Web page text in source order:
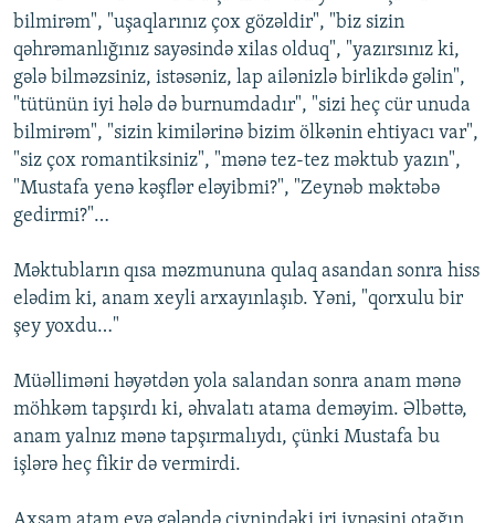
bilmirəm", "uşaqlarınız çox gözəldir", "biz sizin
qəhrəmanlığınız sayəsində xilas olduq", "yazırsınız ki,
gələ bilməzsiniz, istəsəniz, lap ailənizlə birlikdə gəlin",
"tütünün iyi hələ də burnumdadır", "sizi heç cür unuda
bilmirəm", "sizin kimilərinə bizim ölkənin ehtiyacı var",
"siz çox romantiksiniz", "mənə tez-tez məktub yazın",
"Mustafa yenə kəşflər eləyibmi?", "Zeynəb məktəbə
gedirmi?"…
Məktubların qısa məzmununa qulaq asandan sonra hiss
elədim ki, anam xeyli arxayınlaşıb. Yəni, "qorxulu bir
şey yoxdu…"
Müəlliməni həyətdən yola salandan sonra anam mənə
möhkəm tapşırdı ki, əhvalatı atama deməyim. Əlbəttə,
anam yalnız mənə tapşırmalıydı, çünki Mustafa bu
işlərə heç fikir də vermirdi.